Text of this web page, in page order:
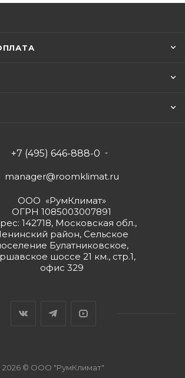
+7 (495) 646-888-0
manager@roomklimat.ru
ООО «РумКлимат»
ОГРН 1085003007891
142718, Московская обл.,
район, Сельское
Булатниковское,
шоссе 21 км., стр.1,
офис 329
2026 © ООО "РумКлимат"